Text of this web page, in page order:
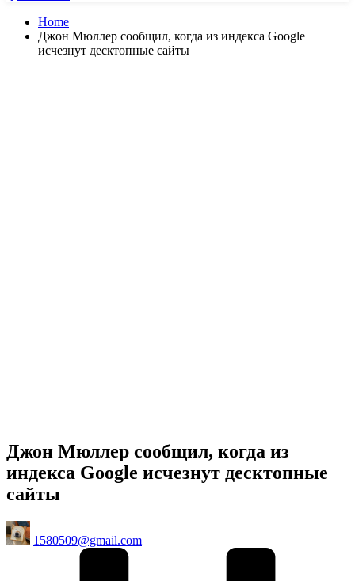
Home
Джон Мюллер сообщил, когда из индекса Google
исчезнут десктопные сайты
Джон Мюллер сообщил, когда из
индекса Google исчезнут десктопные
сайты
Posted
by
1580509@gmail.com